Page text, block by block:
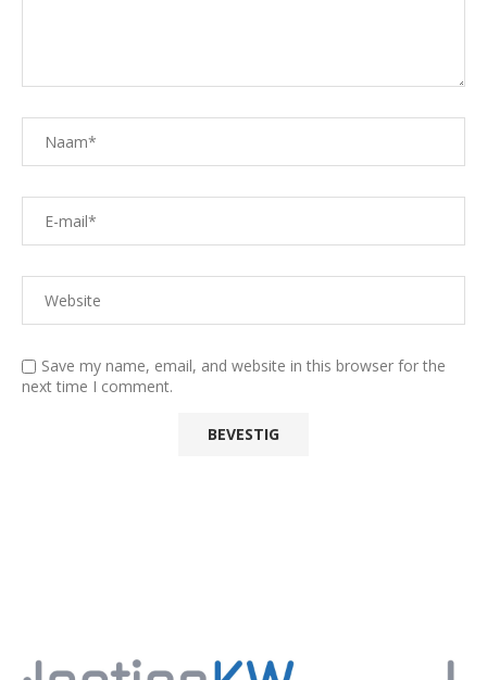
Save my name, email, and website in this browser for the
next time I comment.